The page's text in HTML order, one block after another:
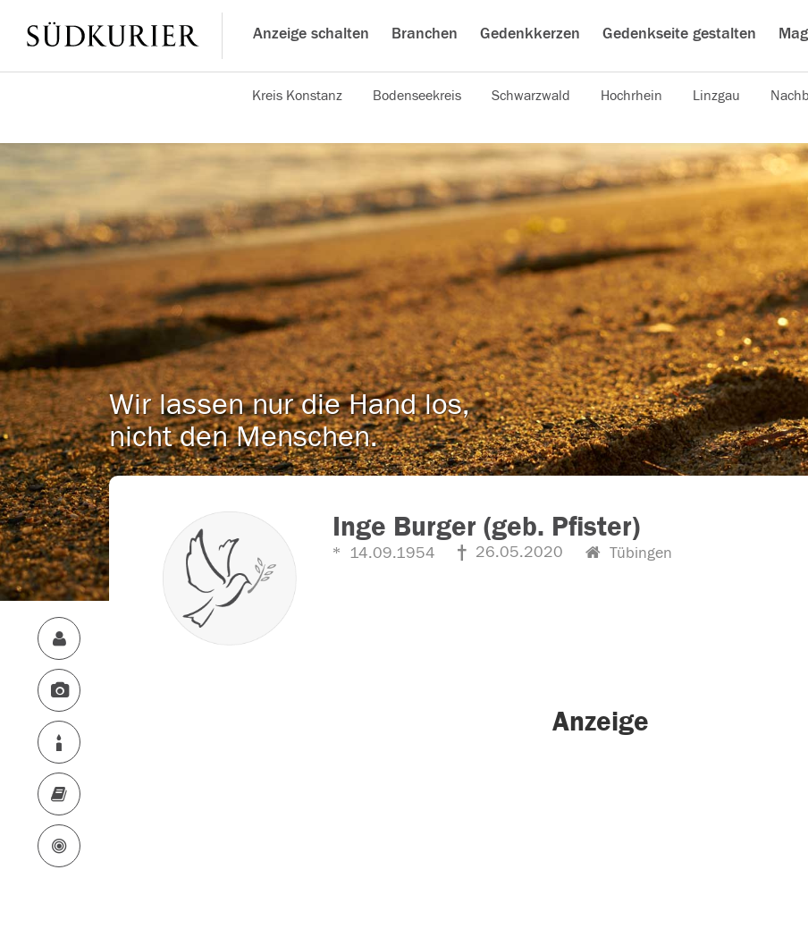
Anzeige schalten Branchen Gedenkkerzen Gedenkseite gestalten
Kreis Konstanz Bodenseekreis Schwarzwald Hochrhein Linzgau
Wir lassen nur die Hand los,
nicht den Menschen.
Inge Burger (geb. Pfister)
14.09.1954 26.05.2020 Tübingen
Anzeige